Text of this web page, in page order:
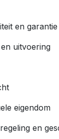
en garantie
uitvoering
eigendom
en